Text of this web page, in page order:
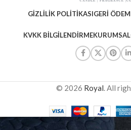
GIZLILIK POLITIKASIGERI
KVKK BILGILENDIRMEKURUMSAL
© 2026 Royal. All